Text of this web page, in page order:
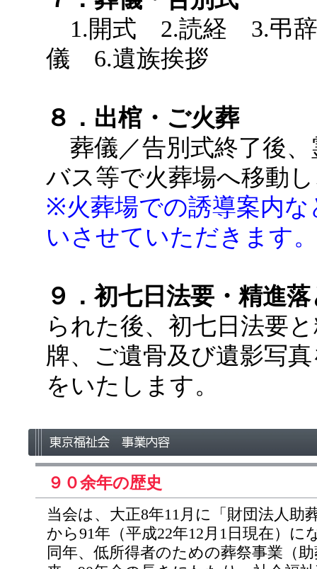
1.開式 2.読経 3.弔
儀 6.遺族挨拶
８．出棺・ご火葬
葬儀／告別式終了後
バス等で火葬場へ移動
※火葬場での誘導案内
いさせていただきます。
９．初七日法要・精進
られた後、初七日法要
牌、ご遺骨及び遺影写
をいたします。
９０余年の歴史
当会は、大正8年11月に「財団法人助
から91年（平成22年12月1日現在）に
同年、低所得者のための葬祭事業（